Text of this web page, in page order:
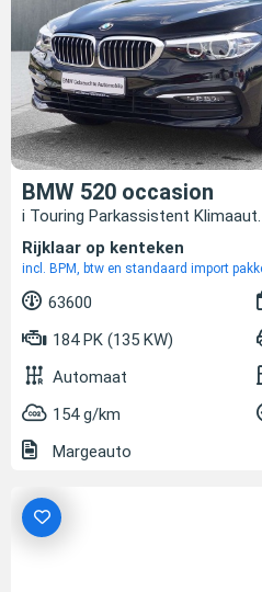
BMW 520 occasion
i Touring Parkassistent
Rijklaar op kenteken
incl. BPM, btw en standaard import
63600
184 PK (135 KW)
Automaat
154 g/km
Margeauto